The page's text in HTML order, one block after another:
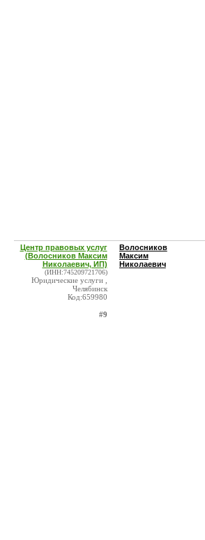
Центр правовых услуг
(Волосников Максим
Николаевич, ИП)
(ИНН:745209721706)
Юридические услуги ,
Челябинск
Код:659980
#9
Волосников
Максим
Николаевич